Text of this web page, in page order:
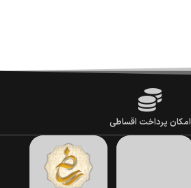
امکان پرداخت اقساطی